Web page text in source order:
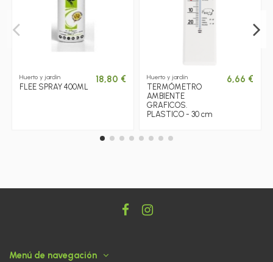
Huerto y jardín
FLEE SPRAY 400ML
18,80 € Huerto y jardín
TERMÓMETRO
AMBIENTE
GRAFICOS.
PLASTICO - 30 cm
6,66 €
Menú de navegación